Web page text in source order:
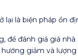
là biện pháp ổn
để đánh giá giá
giảm và